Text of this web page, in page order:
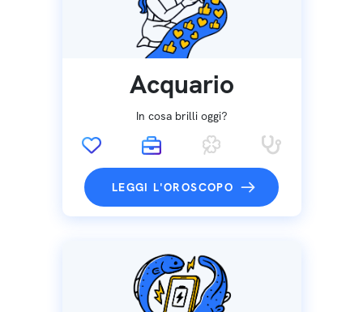
Acquario
In cosa brilli oggi?
LEGGI L'OROSCOPO